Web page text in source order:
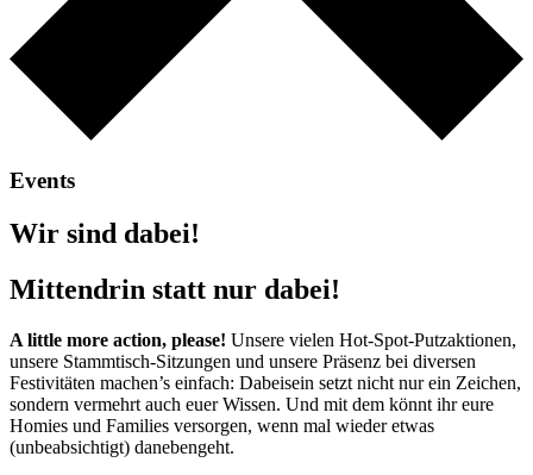
Events
Wir sind dabei!
Mittendrin statt nur dabei!
A little more action, please! Unsere vielen Hot-Spot-Putzaktionen,
unsere Stammtisch-Sitzungen und unsere Präsenz bei diversen
Festivitäten machen’s einfach: Dabeisein setzt nicht nur ein Zeichen,
sondern vermehrt auch euer Wissen. Und mit dem könnt ihr eure
Homies und Families versorgen, wenn mal wieder etwas
(unbeabsichtigt) danebengeht.